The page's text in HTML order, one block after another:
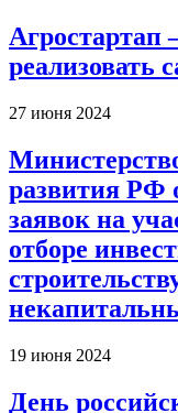
Агростартап
реализовать
27 июня 2024
развития РФ
заявок на
отборе
19 июня 2024
День